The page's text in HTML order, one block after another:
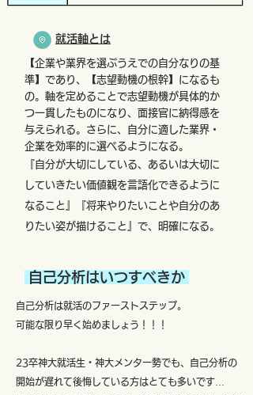
自己分析は就活のファーストステップ。
​可能な限り早く始めましょう！！！
​​23卒神大就活生・神大メンター勢でも、自己分析の
開始が遅れて後悔している方はとても多いです…
【企業や業界を選ぶうえでの自分なりの基
準】であり、【志望動機の根幹】になるも
の。軸を定めることで志望動機が具体的か
つ一貫したものになり、面接官に納得感を
与えられる。さらに、自分に適した業界・
企業を効率的に選べるようになる。
『自分が大切にしている、あるいは大切に
していきたい価値観を言語化できるように
なること』『将来やりたいことや自分のあ
りたい姿が描けること』で、明確になる。
就活軸とは
自己分析はいつすべきか